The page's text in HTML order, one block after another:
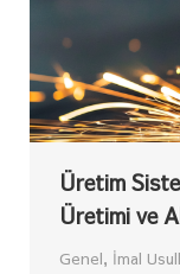
Üretim
Üretimi ve
Genel, İmal